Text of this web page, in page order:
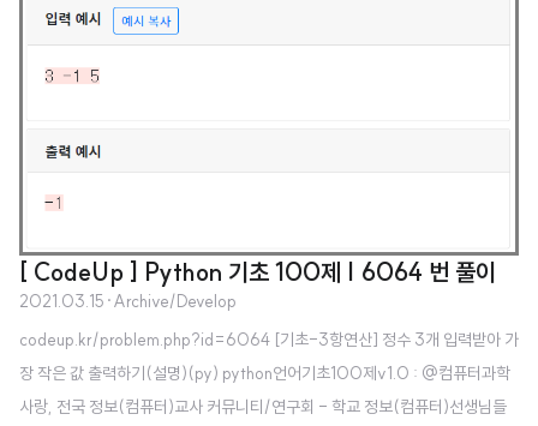
[ CodeUp ] Python 기초 100제 | 6064 번 풀이
2021.03.15 ·Archive/Develop
codeup.kr/problem.php?id=6064 [기초-3항연산] 정수 3개 입력받아 가
장 작은 값 출력하기(설명)(py) python언어기초100제v1.0 : @컴퓨터과학
사랑, 전국 정보(컴퓨터)교사 커뮤니티/연구회 - 학교 정보(컴퓨터)선생님들